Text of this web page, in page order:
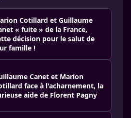
Cotillard et Guillaume
« fuite » de la France,
décision pour le salut de
famille !
Canet et Marion
face à l'acharnement, la
aide de Florent Pagny